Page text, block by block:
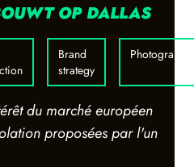
OP DALLAS
Brand
strategy
Photography
du marché européen
proposées par l'un